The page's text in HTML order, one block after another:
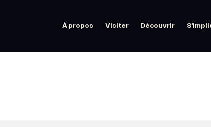
À propos Visiter Découvrir